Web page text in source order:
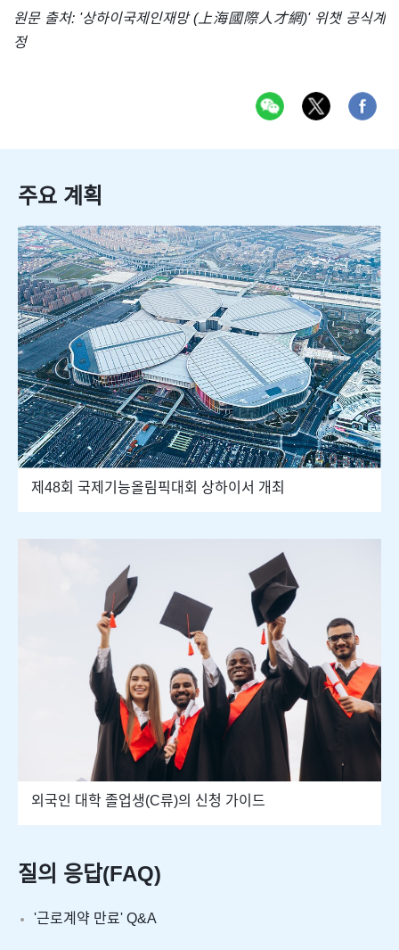
원문 출처: '상하이국제인재망 (上海國際人才網)' 위챗 공식계
정
주요 계획
제48회 국제기능올림픽대회 상하이서 개최
외국인 대학 졸업생(C류)의 신청 가이드
질의 응답(FAQ)
'근로계약 만료' Q&A